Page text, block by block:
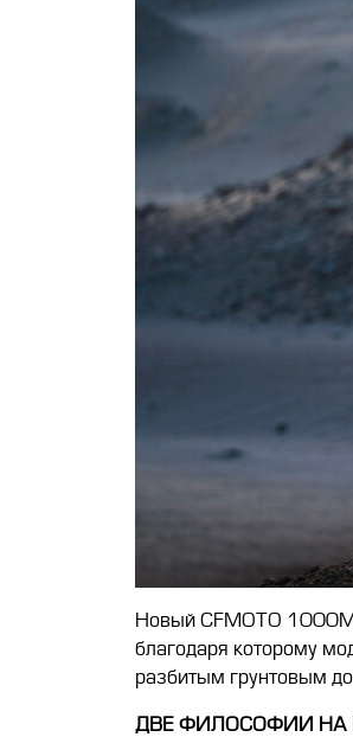
Новый CFMOTO
благодаря которому
разбитым грунтовым
ДВЕ ФИЛОСОФИИ НА